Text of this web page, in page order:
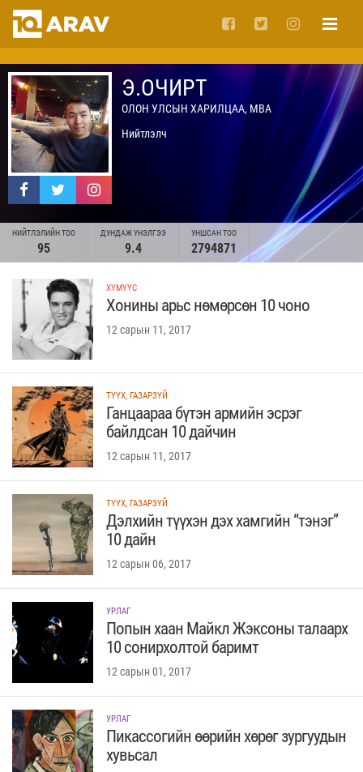
Э.ОЧИРТ
ОЛОН УЛСЫН ХАРИЛЦАА, MBA
Нийтлэлч
НИЙТЛЭЛИЙН ТОО
95
ДУНДАЖ ҮНЭЛГЭЭ
9.4
УНШСАН ТОО
2794871
ХҮМҮҮС
Хонины арьс нөмөрсөн 10 чоно
12 сарын 11, 2017
ТҮҮХ, ГАЗАРЗҮЙ
Ганцаараа бүтэн армийн эсрэг
байлдсан 10 дайчин
12 сарын 11, 2017
ТҮҮХ, ГАЗАРЗҮЙ
Дэлхийн түүхэн дэх хамгийн “тэнэг”
10 дайн
12 сарын 06, 2017
УРЛАГ
Попын хаан Майкл Жэксоны талаарх
10 сонирхолтой баримт
12 сарын 01, 2017
УРЛАГ
Пикассогийн өөрийн хөрөг зургуудын
хувьсал